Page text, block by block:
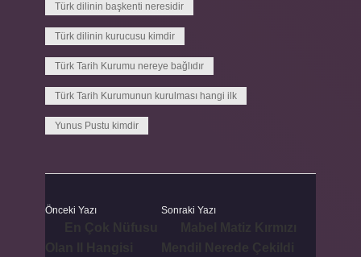
Türk dilinin başkenti neresidir
Türk dilinin kurucusu kimdir
Türk Tarih Kurumu nereye bağlıdır
Türk Tarih Kurumunun kurulması hangi ilk
Yunus Pustu kimdir
Önceki Yazı Sonraki Yazı